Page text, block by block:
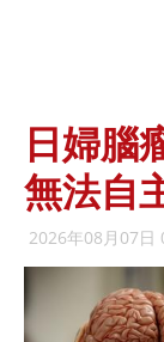
日婦腦
無法自
2026年08月07日